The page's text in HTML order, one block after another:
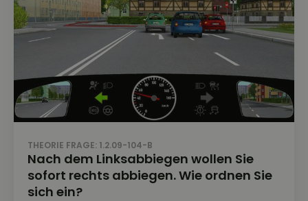
THEORIE FRAGE: 1.2.09-104-B
Nach dem Linksabbiegen wollen Sie
sofort rechts abbiegen. Wie ordnen Sie
sich ein?